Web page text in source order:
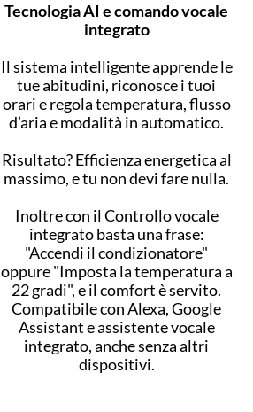
Tecnologia AI e comando vocale
integrato
Il sistema intelligente apprende le
tue abitudini, riconosce i tuoi
orari e regola temperatura, flusso
d’aria e modalità in automatico.
Risultato? Efficienza energetica al
massimo, e tu non devi fare nulla.
Inoltre con il Controllo vocale
integrato basta una frase:
"Accendi il condizionatore"
oppure "Imposta la temperatura a
22 gradi", e il comfort è servito.
Compatibile con Alexa, Google
Assistant e assistente vocale
integrato, anche senza altri
dispositivi.